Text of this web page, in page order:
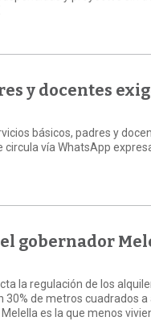
y docentes
básicos, padres y
vía WhatsApp
gobernador
la regulación de los
de metros cuadrados
es la que menos